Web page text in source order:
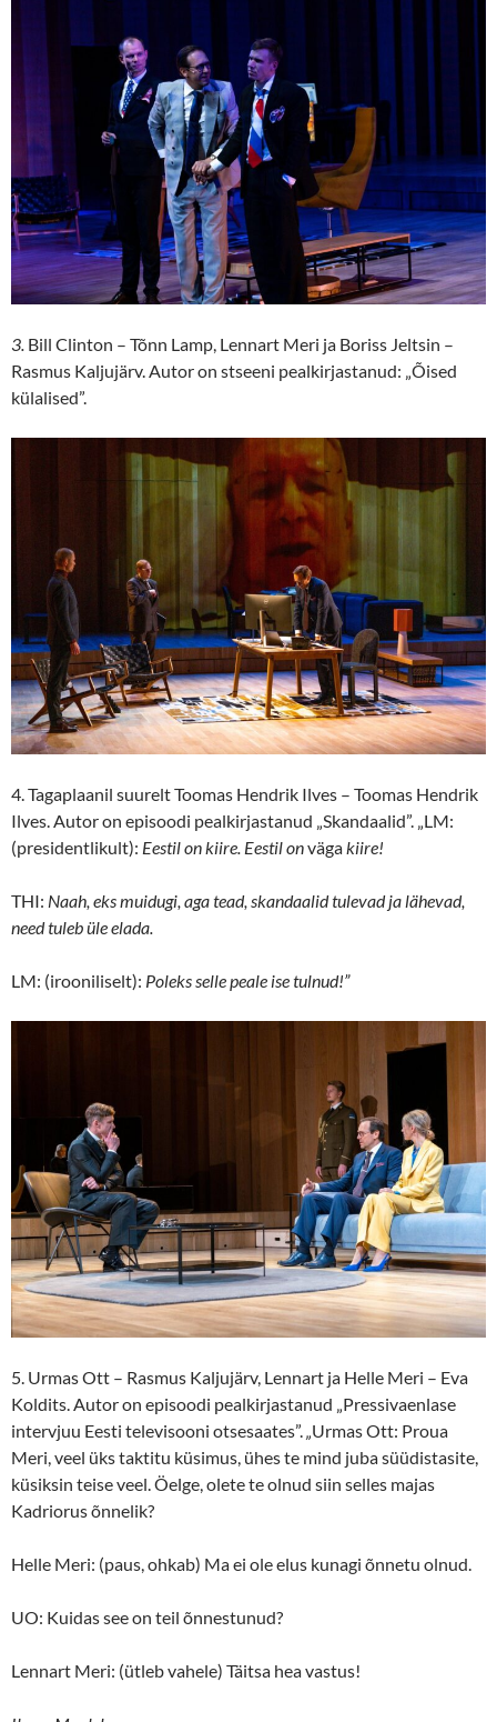
3. Bill Clinton – Tõnn Lamp, Lennart Meri ja Boriss Jeltsin –
Rasmus Kaljujärv. Autor on stseeni pealkirjastanud: „Õised
külalised”.
4. Tagaplaanil suurelt Toomas Hendrik Ilves – Toomas Hendrik
Ilves. Autor on episoodi pealkirjastanud „Skandaalid”. „LM:
(presidentlikult): Eestil on kiire. Eestil onvägakiire!
THI: Naah, eks muidugi, aga tead, skandaalid tulevad ja lähevad,
need tuleb üle elada.
LM: (irooniliselt): Poleks selle peale ise tulnud!”
5. Urmas Ott – Rasmus Kaljujärv, Lennart ja Helle Meri – Eva
Koldits. Autor on episoodi pealkirjastanud „Pressivaenlase
intervjuu Eesti televisooni otsesaates”.„Urmas Ott: Proua
Meri, veel üks taktitu küsimus, ühes te mind juba süüdistasite,
küsiksin teise veel. Öelge, olete te olnud siin selles majas
Kadriorus õnnelik?
Helle Meri: (paus, ohkab) Ma ei ole elus kunagi õnnetu olnud.
UO: Kuidas see on teil õnnestunud?
Lennart Meri: (ütleb vahele) Täitsa hea vastus!